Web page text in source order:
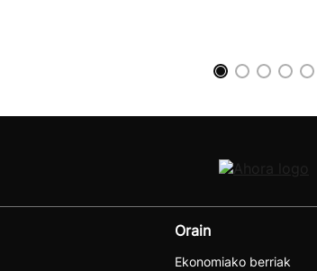
Orain
Ekonomiako berriak